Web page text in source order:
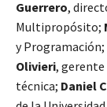
Guerrero,
Multipropósito;
y Programación;
Olivieri,
técnica; Daniel